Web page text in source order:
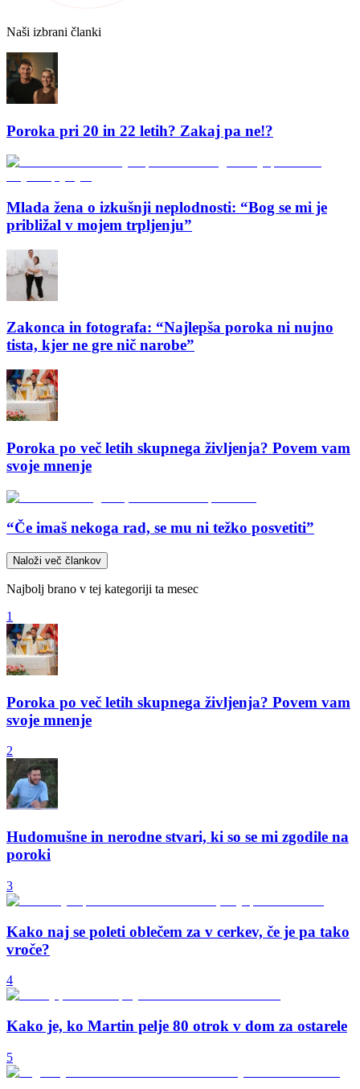
Naši izbrani članki
Poroka pri 20 in 22 letih? Zakaj pa ne!?
Mlada žena o izkušnji neplodnosti: “Bog se mi je
približal v mojem trpljenju”
Zakonca in fotografa: “Najlepša poroka ni nujno
tista, kjer ne gre nič narobe”
Poroka po več letih skupnega življenja? Povem vam
svoje mnenje
“Če imaš nekoga rad, se mu ni težko posvetiti”
Naloži več člankov
Najbolj brano v tej kategoriji ta mesec
1
Poroka po več letih skupnega življenja? Povem vam
svoje mnenje
2
Hudomušne in nerodne stvari, ki so se mi zgodile na
poroki
3
Kako naj se poleti oblečem za v cerkev, če je pa tako
vroče?
4
Kako je, ko Martin pelje 80 otrok v dom za ostarele
5